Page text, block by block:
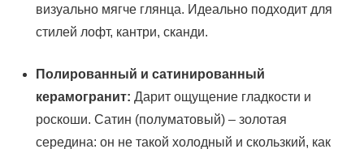
визуально мягче глянца. Идеально подходит для
стилей лофт, кантри, сканди.
Полированный и сатинированный
керамогранит: Дарит ощущение гладкости и
роскоши. Сатин (полуматовый) – золотая
середина: он не такой холодный и скользкий, как